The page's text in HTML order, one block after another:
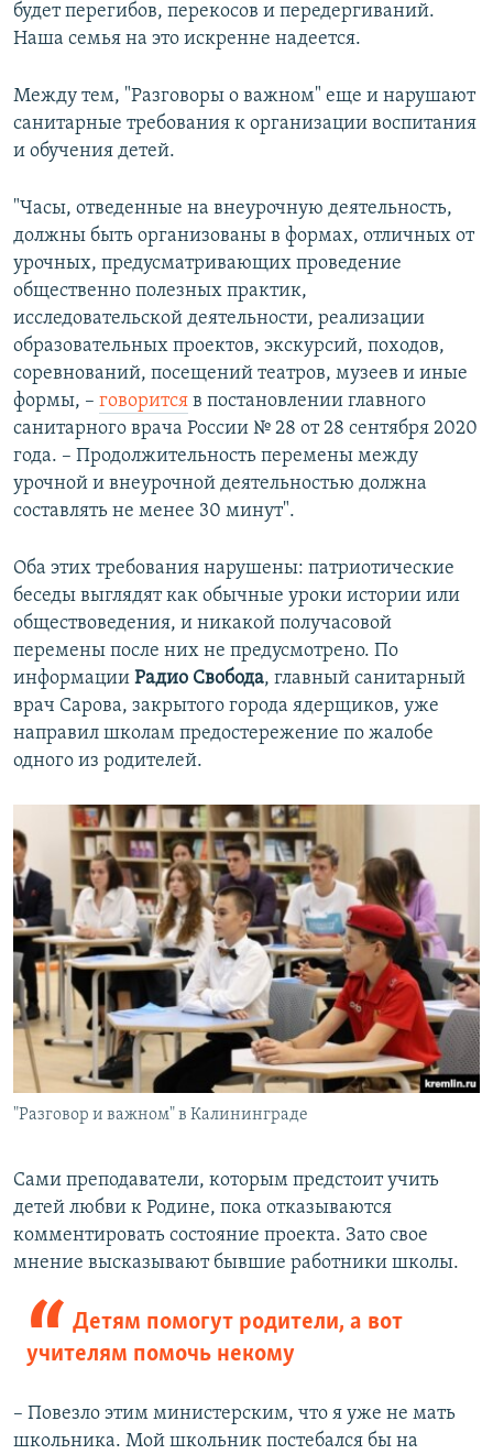
будет перегибов, перекосов и передергиваний.
Наша семья на это искренне надеется.
Между тем, "Разговоры о важном" еще и нарушают
санитарные требования к организации воспитания
и обучения детей.
"Часы, отведенные на внеурочную деятельность,
должны быть организованы в формах, отличных от
урочных, предусматривающих проведение
общественно полезных практик,
исследовательской деятельности, реализации
образовательных проектов, экскурсий, походов,
соревнований, посещений театров, музеев и иные
формы, – говорится в постановлении главного
санитарного врача России № 28 от 28 сентября 2020
года. – Продолжительность перемены между
урочной и внеурочной деятельностью должна
составлять не менее 30 минут".
Оба этих требования нарушены: патриотические
беседы выглядят как обычные уроки истории или
обществоведения, и никакой получасовой
перемены после них не предусмотрено. По
информации Радио Свобода, главный санитарный
врач Сарова, закрытого города ядерщиков, уже
направил школам предостережение по жалобе
одного из родителей.
"Разговор и важном" в Калининграде
Сами преподаватели, которым предстоит учить
детей любви к Родине, пока отказываются
комментировать состояние проекта. Зато свое
мнение высказывают бывшие работники школы.
Детям помогут родители, а вот
учителям помочь некому
– Повезло этим министерским, что я уже не мать
школьника. Мой школьник постебался бы на